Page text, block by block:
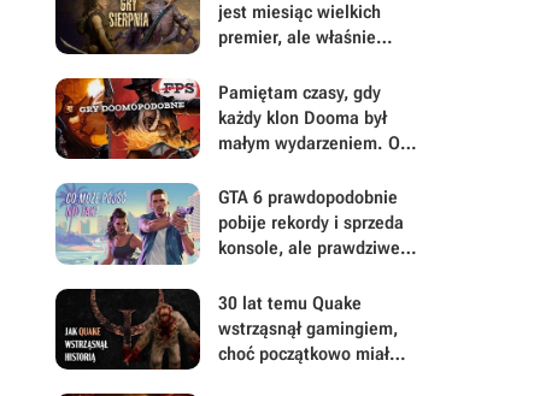
jest miesiąc wielkich
premier, ale właśnie
mu się uważniej
Pamiętam czasy, gdy
każdy klon Dooma był
małym wydarzeniem. Oto
FPS-y lat 90.
GTA 6 prawdopodobnie
pobije rekordy i sprzeda
konsole, ale prawdziwe
będą musieli mu
wybaczyć
30 lat temu Quake
wstrząsnął gamingiem,
choć początkowo miał